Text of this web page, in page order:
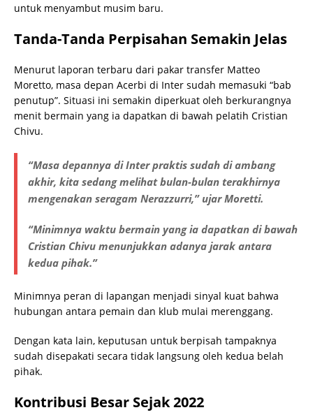
untuk menyambut musim baru.
Tanda-Tanda Perpisahan Semakin Jelas
Menurut laporan terbaru dari pakar transfer Matteo
Moretto, masa depan Acerbi di Inter sudah memasuki “bab
penutup”. Situasi ini semakin diperkuat oleh berkurangnya
menit bermain yang ia dapatkan di bawah pelatih Cristian
Chivu.
“Masa depannya di Inter praktis sudah di ambang
akhir, kita sedang melihat bulan-bulan terakhirnya
mengenakan seragam Nerazzurri,” ujar Moretti.
“Minimnya waktu bermain yang ia dapatkan di bawah
Cristian Chivu menunjukkan adanya jarak antara
kedua pihak.”
Minimnya peran di lapangan menjadi sinyal kuat bahwa
hubungan antara pemain dan klub mulai merenggang.
Dengan kata lain, keputusan untuk berpisah tampaknya
sudah disepakati secara tidak langsung oleh kedua belah
pihak.
Kontribusi Besar Sejak 2022